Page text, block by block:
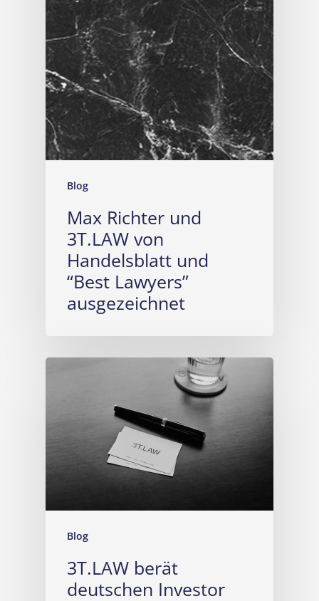
Blog
Max Richter und
3T.LAW von
Handelsblatt und
“Best Lawyers”
ausgezeichnet
Blog
3T.LAW berät
deutschen Investor